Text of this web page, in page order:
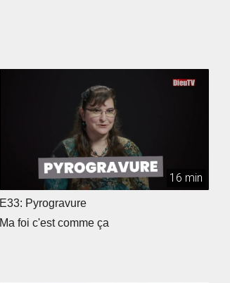
16 min
E33: Pyrogravure
Ma foi c'est comme ça